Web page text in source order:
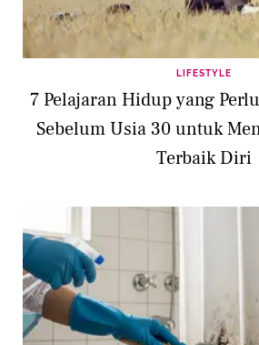
LIFESTYLE
7 Pelajaran Hidup yang
Sebelum Usia 30 untuk
Terbaik Diri